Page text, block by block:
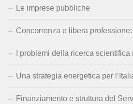
Le imprese pubbliche
Concorrenza e libera professione:
I problemi della ricerca
Una strategia energetica per
Finanziamento e struttura del